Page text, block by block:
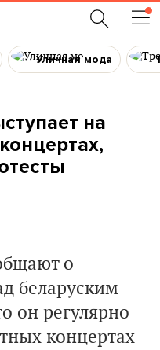
Уличная мода
на
о
беларуским
он регулярно
концертах